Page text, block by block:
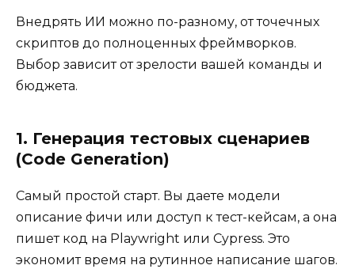
Внедрять ИИ можно по-разному, от точечных
скриптов до полноценных фреймворков.
Выбор зависит от зрелости вашей команды и
бюджета.
1. Генерация тестовых сценариев
(Code Generation)
Самый простой старт. Вы даете модели
описание фичи или доступ к тест-кейсам, а она
пишет код на Playwright или Cypress. Это
экономит время на рутинное написание шагов.